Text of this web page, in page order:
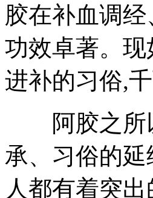
胶在补血调
功效卓著。
进补的习俗,
阿胶之所以
承、习俗的
人都有着突